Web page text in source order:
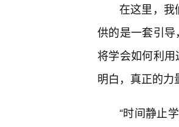
在这里，我
供的是一套引
将学会如何利
明白，真正的力
“时间静止